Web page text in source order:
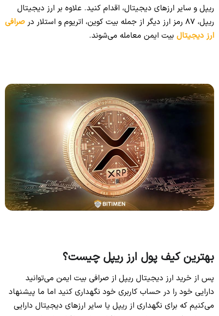
ریپل و سایر ارزهای دیجیتال، اقدام کنید. علاوه بر ارز دیجیتال
ریپل، 87 رمز ارز دیگر از جمله بیت کوین، اتریوم و استلار در
صرافی
ارز دیجیتال بیت ایمن معامله می‌شوند.
بهترین کیف پول ارز ریپل چیست؟
پس از خرید ارز دیجیتال ریپل از صرافی بیت ایمن می‌توانید
دارایی خود را در حساب کاربری خود نگهداری کنید اما ما پیشنهاد
می‌کنیم که برای نگهداری از ریپل یا سایر ارزهای دیجیتال دارایی